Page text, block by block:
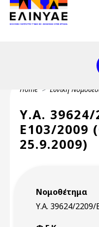
Skip to main content
Header Top 2
Header Top
Breadcrumb
Home Εθνική
Υ.Α. 39624/
Ε103/2009
25.9.2009)
Νομοθέτημα
Υ.Α. 39624/2209/